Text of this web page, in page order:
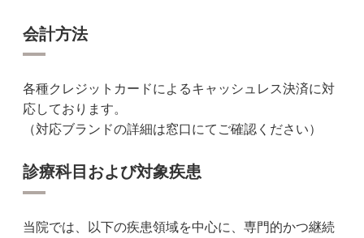
会計方法
各種クレジットカードによるキャッシュレス決済に対
応しております。
（対応ブランドの詳細は窓口にてご確認ください）
診療科目および対象疾患
当院では、以下の疾患領域を中心に、専門的かつ継続